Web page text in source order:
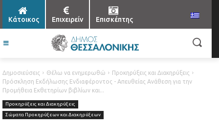
Κάτοικος Επιχειρείν Επισκέπτης
Δημοσιεύσεις Θέλω να ενημερωθώ
Προκηρύξεις και Διακηρύξεις
Πρόσκληση Εκδήλωσης Ενδιαφέροντος - Απευθείας Ανάθεση για την
Προμήθεια Εκθετηρίων βιβλίων και...
Προκηρύξεις και Διακηρύξεις
Σώματα Προκηρύξεων και Διακηρύξεων